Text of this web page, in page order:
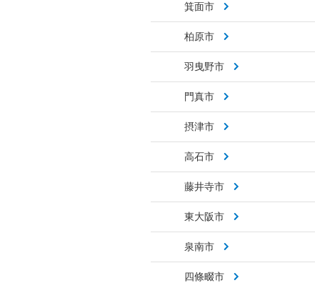
箕面市
柏原市
羽曳野市
門真市
摂津市
高石市
藤井寺市
東大阪市
泉南市
四條畷市